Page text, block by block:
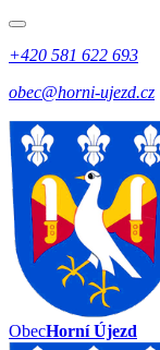
+420 581 622 693
obec@horni-ujezd.cz
ObecHorní Újezd